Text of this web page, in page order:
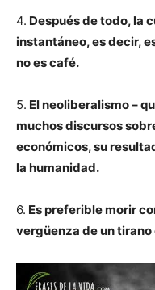
4. Después de todo, la
instantáneo, es decir,
no es café.
5. El neoliberalismo –
muchos discursos
económicos, su
la humanidad.
6. Es preferible morir
vergüenza de un